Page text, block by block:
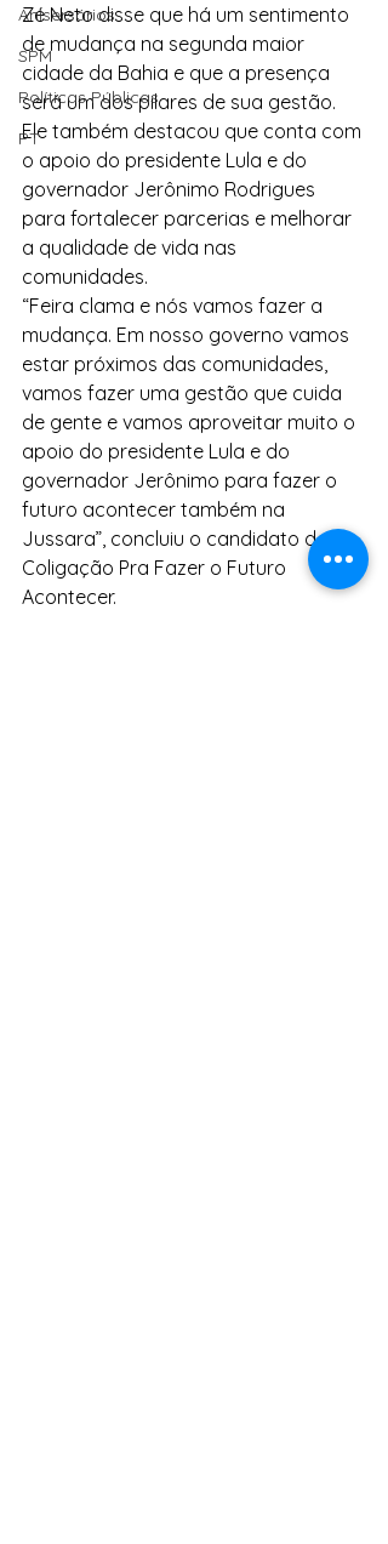
Anisersários
SPM
Políticas Públicas
PT
Zé Neto disse que há um sentimento
de mudança na segunda maior
cidade da Bahia e que a presença
será um dos pilares de sua gestão.
Ele também destacou que conta com
o apoio do presidente Lula e do
governador Jerônimo Rodrigues
para fortalecer parcerias e melhorar
a qualidade de vida nas
comunidades.
“Feira clama e nós vamos fazer a
mudança. Em nosso governo vamos
estar próximos das comunidades,
vamos fazer uma gestão que cuida
de gente e vamos aproveitar muito o
apoio do presidente Lula e do
governador Jerônimo para fazer o
futuro acontecer também na
Jussara”, concluiu o candidato da
Coligação Pra Fazer o Futuro
Acontecer.